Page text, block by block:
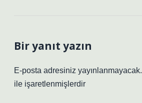
Bir yanıt yazın
E-posta adresiniz yayınlanmayacak.
ile işaretlenmişlerdir